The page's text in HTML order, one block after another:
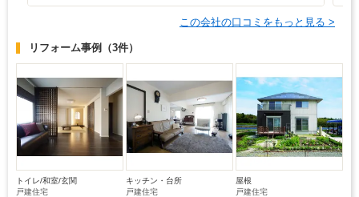
この会社の口コミをもっと見る >
リフォーム事例 （3件）
トイレ/和室/玄関
戸建住宅
キッチン・台所
戸建住宅
屋根
戸建住宅